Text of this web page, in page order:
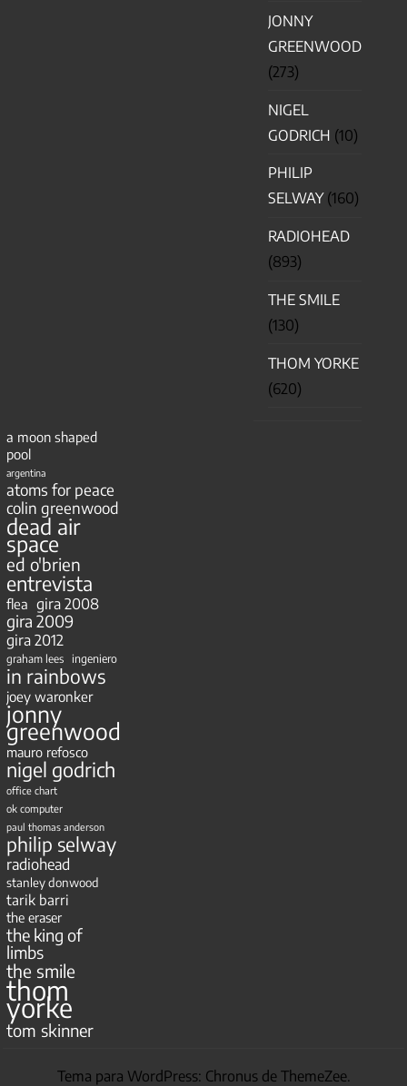
JONNY
GREENWOOD
(273)
NIGEL
GODRICH (10)
PHILIP
SELWAY(160)
RADIOHEAD
(893)
THE SMILE
(130)
THOM YORKE
(620)
a moon shaped
pool
argentina
atoms for peace
colin greenwood
dead air
space
ed o'brien
entrevista
flea gira 2008
gira 2009
gira 2012
graham lees ingeniero
in rainbows
joey waronker
jonny
greenwood
mauro refosco
nigel godrich
office chart
ok computer
paul thomas anderson
philip selway
radiohead
stanley donwood
tarik barri
the eraser
the king of
limbs
the smile
thom
yorke
tom skinner
Tema para WordPress: Chronus de ThemeZee.